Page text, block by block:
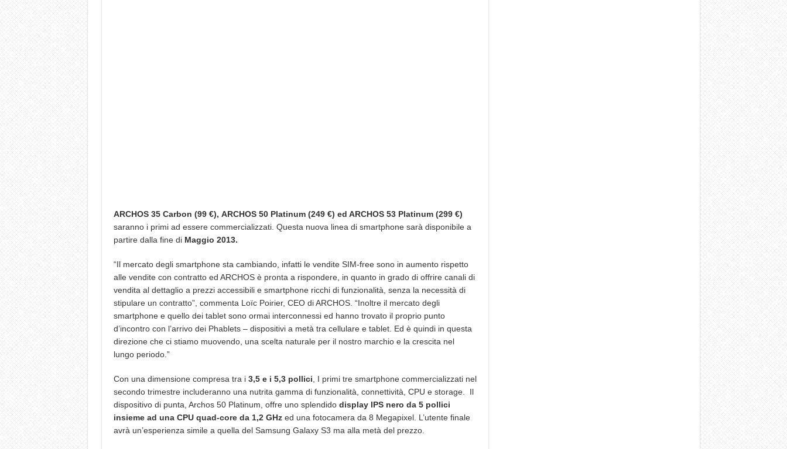
ARCHOS 35 Carbon (99 €), ARCHOS 50 Platinum (249 €) ed ARCHOS 53 Platinum (299 €)
saranno i primi ad essere commercializzati. Questa nuova linea di smartphone sarà disponibile a
partire dalla fine di Maggio 2013.
“Il mercato degli smartphone sta cambiando, infatti le vendite SIM-free sono in aumento rispetto
alle vendite con contratto ed ARCHOS è pronta a rispondere, in quanto in grado di offrire canali di
vendita al dettaglio a prezzi accessibili e smartphone ricchi di funzionalità, senza la necessità di
stipulare un contratto”, commenta Loïc Poirier, CEO di ARCHOS. “Inoltre il mercato degli
smartphone e quello dei tablet sono ormai interconnessi ed hanno trovato il proprio punto
d’incontro con l’arrivo dei Phablets – dispositivi a metà tra cellulare e tablet. Ed è quindi in questa
direzione che ci stiamo muovendo, una scelta naturale per il nostro marchio e la crescita nel
lungo periodo.”
Con una dimensione compresa tra i 3,5 e i 5,3 pollici , I primi tre smartphone commercializzati nel
secondo trimestre includeranno una nutrita gamma di funzionalità, connettività, CPU e storage. Il
dispositivo di punta, Archos 50 Platinum, offre uno splendido display IPS nero da 5 pollici
insieme ad una CPU quad-core da 1,2 GHzed una fotocamera da 8 Megapixel. L’utente finale
avrà un’esperienza simile a quella del Samsung Galaxy S3 ma alla metà del prezzo.